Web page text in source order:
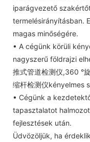
iparágvezető
termelésirányításban.
magas minőségére.
• A cégünk körüli
nagyszerű földrajzi
推式管道检测仪,360 °
缩杆检测仪kényelmes
• Cégünk a
tapasztalatot
fejlesztések után.
Üdvözöljük, ha